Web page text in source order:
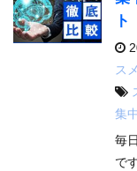
ト
ス
集
毎
で